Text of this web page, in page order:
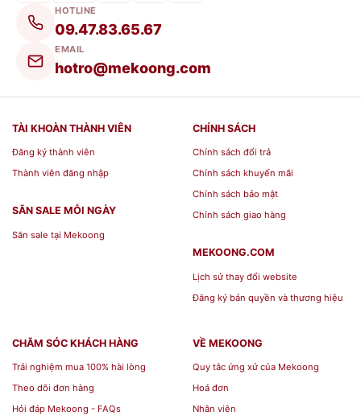
HOTLINE
09.47.83.65.67
EMAIL
hotro@mekoong.com
TÀI KHOÀN THÀNH VIÊN
Đăng ký thành viên
Thành viên đăng nhập
SĂN SALE MỖI NGÀY
Săn sale tại Mekoong
CHÍNH SÁCH
Chính sách đổi trả
Chính sách khuyến mãi
Chính sách bảo mật
Chính sách giao hàng
MEKOONG.COM
Lịch sử thay đổi website
Đăng ký bản quyền và thương hiệu
CHĂM SÓC KHÁCH HÀNG
Trải nghiệm mua 100% hài lòng
Theo dõi đơn hàng
Hỏi đáp Mekoong - FAQs
VỀ MEKOONG
Quy tắc ứng xử của Mekoong
Hoá đơn
Nhân viên